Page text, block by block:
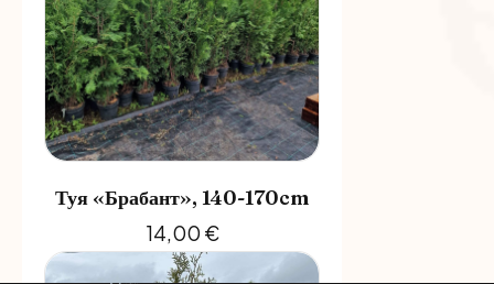
Туя «Брабант», 140-170cm
14,00 €